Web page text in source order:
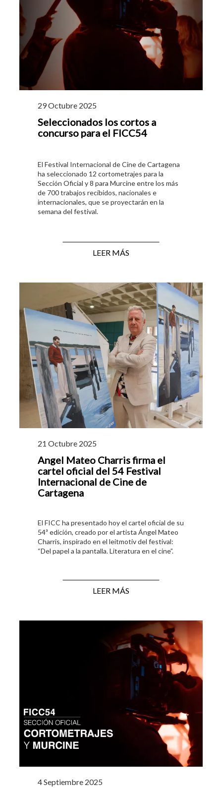
29 Octubre 2025
Seleccionados los cortos a
concurso para el FICC54
El Festival Internacional de Cine de Cartagena
ha seleccionado 12 cortometrajes para la
Sección Oficial y 8 para Murcine entre los más
de 700 trabajos recibidos, nacionales e
internacionales, que se proyectarán en la
semana del festival.
LEER MÁS
21 Octubre 2025
Angel Mateo Charris firma el
cartel oficial del 54 Festival
Internacional de Cine de
Cartagena
El FICC ha presentado hoy el cartel oficial de su
54ª edición, creado por el artista Ángel Mateo
Charris, inspirado en el leitmotiv del festival:
“Del papel a la pantalla. Literatura en el cine”.
LEER MÁS
4 Septiembre 2025